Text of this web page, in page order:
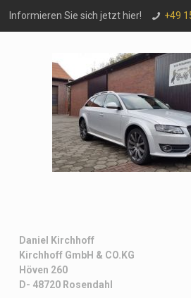
Informieren Sie sich jetzt hier! +49
Daniel Kirchhoff
Kirchhoff GmbH & CO.KG
Höven 260
D- 48720 Rosendahl